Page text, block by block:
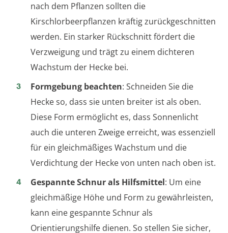
nach dem Pflanzen sollten die
Kirschlorbeerpflanzen kräftig zurückgeschnitten
werden. Ein starker Rückschnitt fördert die
Verzweigung und trägt zu einem dichteren
Wachstum der Hecke bei.
Formgebung beachten: Schneiden Sie die
Hecke so, dass sie unten breiter ist als oben.
Diese Form ermöglicht es, dass Sonnenlicht
auch die unteren Zweige erreicht, was essenziell
für ein gleichmäßiges Wachstum und die
Verdichtung der Hecke von unten nach oben ist.
Gespannte Schnur als Hilfsmittel: Um eine
gleichmäßige Höhe und Form zu gewährleisten,
kann eine gespannte Schnur als
Orientierungshilfe dienen. So stellen Sie sicher,